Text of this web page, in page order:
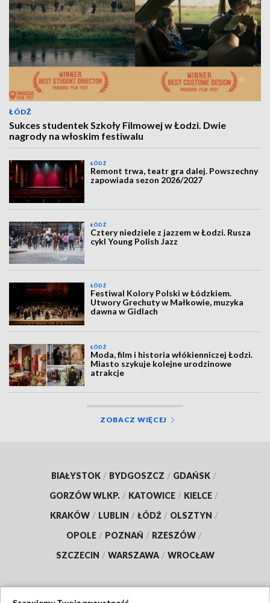
ŁÓDŹ
Sukces studentek Szkoły Filmowej w Łodzi. Dwie
nagrody na włoskim festiwalu
ŁÓDŹ
Remont trwa, teatr gra dalej. Powszechny
zapowiada sezon 2026/2027
ŁÓDŹ
Cztery niedziele z jazzem w Łodzi. Rusza
cykl Young Polish Jazz
ŁÓDŹ
Festiwal Kolory Polski w Łódzkiem.
Utwory Grechuty w Małkowie, muzyka
dawna w Gidlach
ŁÓDŹ
Moda, film i historia włókienniczej Łodzi.
Miasto szykuje kolejne urodzinowe
atrakcje
ZOBACZ WIĘCEJ
BIAŁYSTOK / BYDGOSZCZ / GDAŃSK /
GORZÓW WLKP. / KATOWICE / KIELCE /
KRAKÓW / LUBLIN / ŁÓDŹ / OLSZTYN /
OPOLE / POZNAŃ / RZESZÓW /
SZCZECIN / WARSZAWA / WROCŁAW